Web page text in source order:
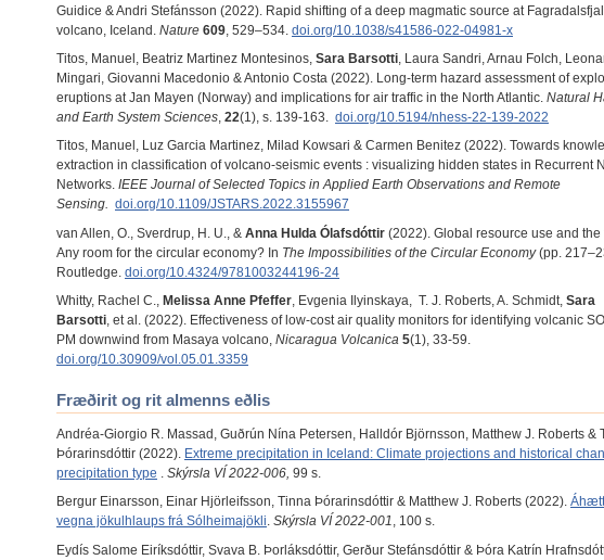
Guidice & Andri Stefánsson (2022). Rapid shifting of a deep magmatic source at
volcano, Iceland. Nature 609 , 529–534. doi.org/10.1038/s41586-022-04981-x
Titos, Manuel, Beatriz Martinez Montesinos, Sara Barsotti, Laura Sandri, Arnau Folch,
Mingari, Giovanni Macedonio & Antonio Costa (2022). Long-term hazard assessment of
eruptions at Jan Mayen (Norway) and implications for air traffic in the North Atlantic. Natural
and Earth System Sciences, 22(1), s. 139-163. doi.org/10.5194/nhess-22-139-2022
Titos, Manuel, Luz Garcia Martinez, Milad Kowsari & Carmen Benitez (2022). Towards
extraction in classification of volcano-seismic events : visualizing hidden states in Recurrent
Networks. IEEE Journal of Selected Topics in Applied Earth Observations and Remote
Sensing. doi.org/10.1109/JSTARS.2022.3155967
van Allen, O., Sverdrup, H. U., & Anna Hulda Ólafsdóttir (2022). Global resource use and the
Any room for the circular economy? In The Impossibilities of the Circular Economy(pp.
Routledge. doi.org/10.4324/9781003244196-24
Whitty, Rachel C., Melissa Anne Pfeffer, Evgenia Ilyinskaya, T. J. Roberts, A. Schmidt, Sara
Barsotti, et al. (2022). Effectiveness of low-cost air quality monitors for identifying volcanic
PM downwind from Masaya volcano, Nicaragua Volcanica 5(1), 33-59.
doi.org/10.30909/vol.05.01.3359
Fræðirit og rit almenns eðlis
Andréa-Giorgio R. Massad, Guðrún Nína Petersen, Halldór Björnsson, Matthew J. Roberts &
Þórarinsdóttir (2022). Extreme precipitation in Iceland: Climate projections and historical
precipitation type
Skýrsla VÍ 2022-006, 99 s.
Bergur Einarsson, Einar Hjörleifsson, Tinna Þórarinsdóttir & Matthew J. Roberts (2022).
vegna jökulhlaups frá Sólheimajökli. Skýrsla VÍ 2022-001, 100 s.
Eydís Salome Eiríksdóttir, Svava B. Þorláksdóttir, Gerður Stefánsdóttir & Þóra Katrín